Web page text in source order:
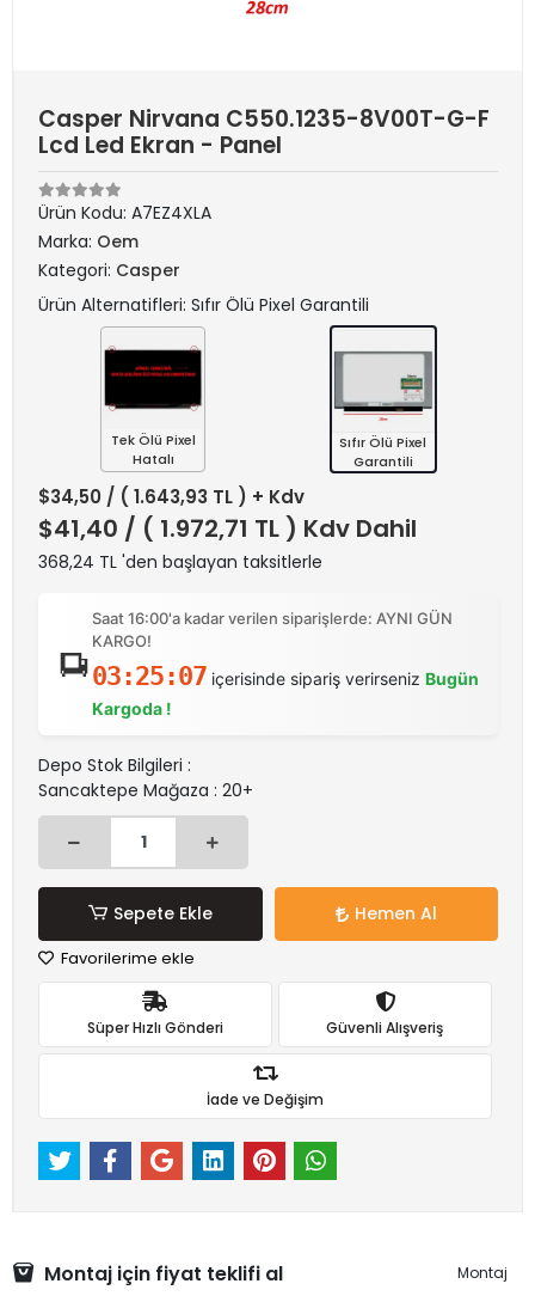
Casper Nirvana C550.1235-8V00T-G-F
Lcd Led Ekran - Panel
Ürün Kodu: A7EZ4XLA
Marka: Oem
Kategori: Casper
Ürün Alternatifleri: Sıfır Ölü Pixel Garantili
Tek Ölü Pixel
Hatalı
Sıfır Ölü Pixel
Garantili
$34,50 / ( 1.643,93 TL ) + Kdv
$41,40 / ( 1.972,71 TL ) Kdv Dahil
368,24 TL 'den başlayan taksitlerle
Saat 16:00'a kadar verilen siparişlerde: AYNI GÜN
KARGO!
03:25:07 içerisinde sipariş verirseniz Bugün
Kargoda !
Depo Stok Bilgileri :
Sancaktepe Mağaza : 20+
Sepete Ekle Hemen Al
Favorilerime ekle
Süper Hızlı Gönderi Güvenli Alışveriş
İade ve Değişim
Montaj için fiyat teklifi al Montaj